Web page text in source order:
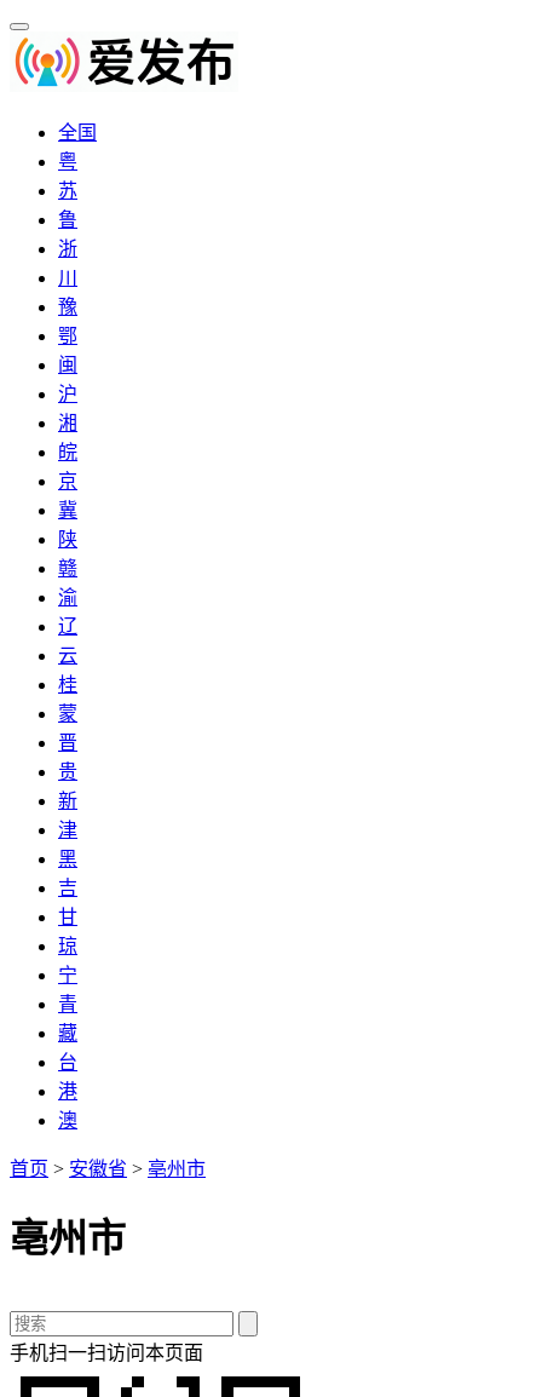
全国
粤
苏
鲁
浙
川
豫
鄂
闽
沪
湘
皖
京
冀
陕
赣
渝
辽
云
桂
蒙
晋
贵
新
津
黑
吉
甘
琼
宁
青
藏
台
港
澳
首页 > 安徽省 > 亳州市
亳州市
手机扫一扫访问本页面